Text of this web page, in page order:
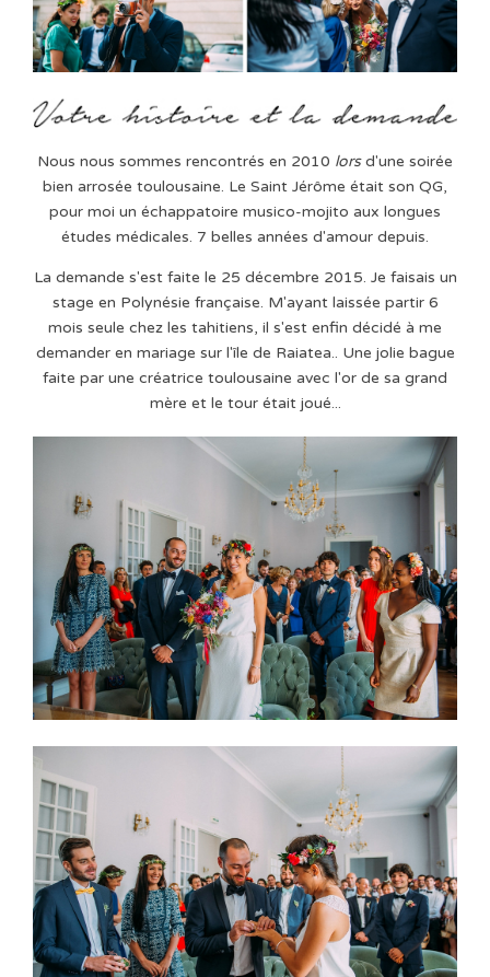
Nous nous sommes rencontrés en 2010 lorsd'une soirée
bien arrosée toulousaine. Le Saint Jérôme était son QG,
pour moi un échappatoire musico-mojito aux longues
études médicales. 7 belles années d'amour depuis.
La demande s'est faite le 25 décembre 2015. Je faisais un
stage en Polynésie française. M'ayant laissée partir 6
mois seule chez les tahitiens, il s'est enfin décidé à me
demander en mariage sur l'île de Raiatea.. Une jolie bague
faite par une créatrice toulousaine avec l'or de sa grand
mère et le tour était joué...